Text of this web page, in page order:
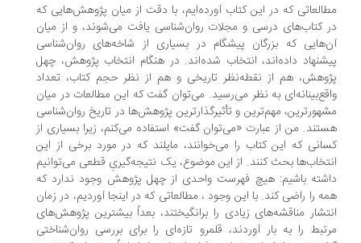
که در این کتاب آورده‌ایم، با دقت از میان پژوهش‌هایی که
کتاب‌های درسی و مجلات روان‌شناسی یافت می‌شوند، و از میان
که بزرگان پیشگام در بسیاری از شاخه‌های روان‌شناسی
داده‌اند، انتخاب شده‌اند. در هنگام انتخاب پژوهش، چهل
هم از نقطه‌نظر تاریخی و هم از نظر حجم کتاب، تعداد
به نظر می‌رسید. می‌توان گفت که این مطالعات در میان
مهم‌ترین و تأثیرگذارترین پژوهش‌ها در تاریخ روان‌شناسی
من از عبارت «می‌توان گفت» استفاده می‌کنم، زیرا بسیاری از
که این کتاب را می‌خوانند، مایلند که در مورد برخی از این
بحث کنند. از این موضوع، یک نتیجه‌گیریِ قطعی می‌توانیم
باشیم: هیچ فهرست واحدی از چهل پژوهش وجود ندارد که
را راضی کند. با این وجود ، مطالعاتی که در اینجا آوردیم، در زمان
مناقشه‌های زیادی را برانگیختند، بعداً بیشترین پژوهش‌های
را به بار آوردند، قلمرو تازه‌ای را برای بررسی روان‌شناختی